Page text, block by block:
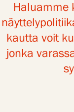
Haluamme
kautta voit
jonka